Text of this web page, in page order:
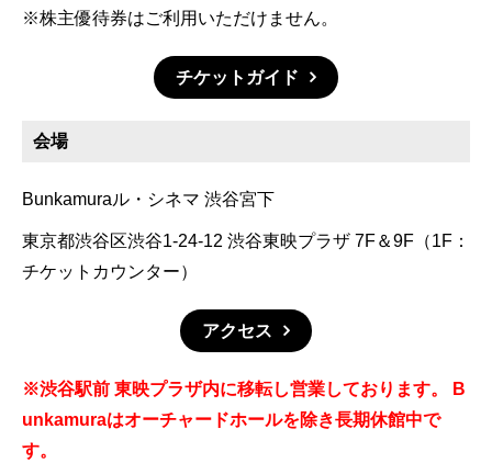
※株主優待券はご利用いただけません。
チケットガイド
会場
Bunkamuraル・シネマ 渋谷宮下
東京都渋谷区渋谷1-24-12 渋谷東映プラザ 7F＆9F（1F：
チケットカウンター）
アクセス
※渋谷駅前 東映プラザ内に移転し営業しております。 B
unkamuraはオーチャードホールを除き長期休館中で
す。